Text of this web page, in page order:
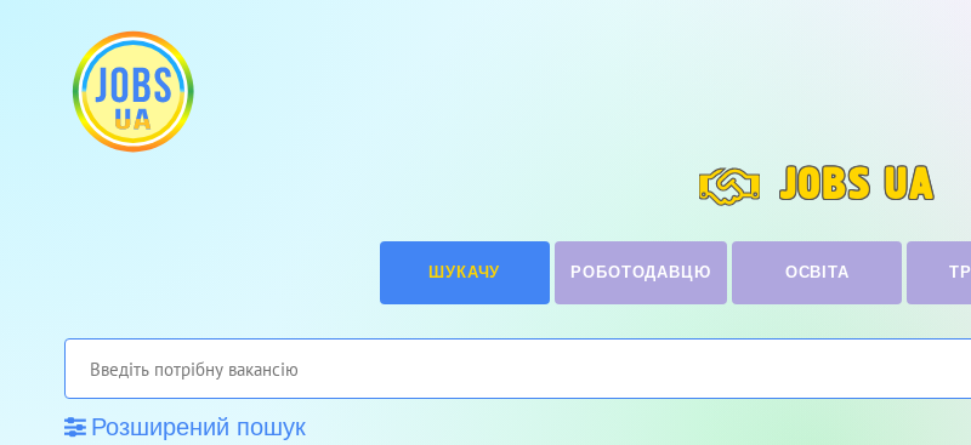
JOBS UA
ШУКАЧУ РОБОТОДАВЦЮ ОСВІТА
Розширений пошук